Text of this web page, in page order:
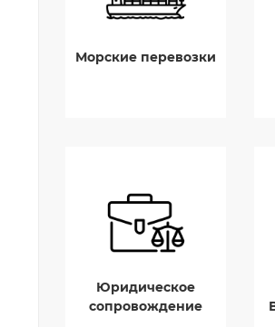
Морские перевозки
Юридическое
сопровождение